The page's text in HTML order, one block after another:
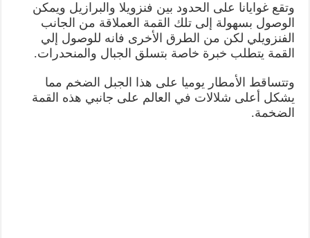
وتقع غوايانا على الحدود بين فنزويلا والبرازيل ويمكن
الوصول بسهولة إلى تلك القمة العملاقة من الجانب
الفنزويلي لكن من الطرق الأخرى فانه للوصول إلي
القمة يتطلب خبرة خاصة بتسلق الجبال والمنحدرات.
وتتساقط الأمطار يوميا على هذا الجبل الضخم مما
يشكل أعلى شلالات في العالم على جانبي هذه القمة
الضخمة.